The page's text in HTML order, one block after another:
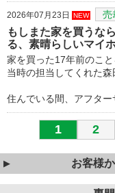
2026年07月23日 NEW 売
もしまた家を買うな
る、素晴らしいマイ
家を買った17年前のこと
当時の担当してくれた森
住んでいる間、アフター
1 2
お客様